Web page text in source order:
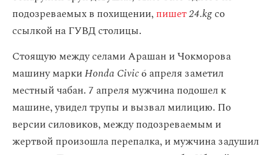
подозреваемых в похищении,пишет24.kgсо
ссылкой на ГУВД столицы.
Стоящую между селами Арашан и Чокморова
машину маркиHonda Civic6 апреля заметил
местный чабан. 7 апреля мужчина подошел к
машине, увидел трупы и вызвал милицию. По
версии силовиков, между подозреваемым и
жертвой произошла перепалка, и мужчина задушил